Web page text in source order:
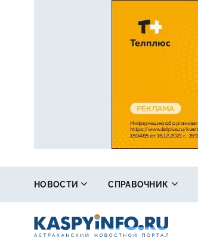
НОВОСТИ СПРАВОЧНИК